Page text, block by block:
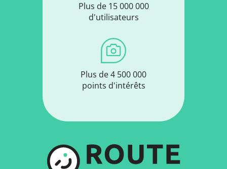
Plus de 15 000 000
d'utilisateurs
Plus de 4 500 000
points d'intérêts